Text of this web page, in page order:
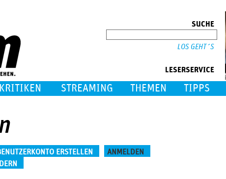
SUCHE
LESERSERVICE
STREAMING THEMEN TIPPS
ERSTELLEN ANMELDEN